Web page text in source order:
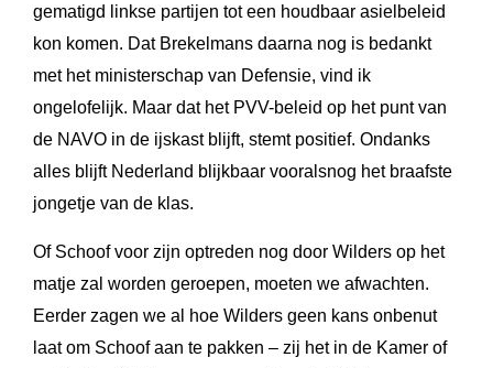
gematigd linkse partijen tot een houdbaar asielbeleid
kon komen. Dat Brekelmans daarna nog is bedankt
met het ministerschap van Defensie, vind ik
ongelofelijk. Maar dat het PVV-beleid op het punt van
de NAVO in de ijskast blijft, stemt positief. Ondanks
alles blijft Nederland blijkbaar vooralsnog het braafste
jongetje van de klas.
Of Schoof voor zijn optreden nog door Wilders op het
matje zal worden geroepen, moeten we afwachten.
Eerder zagen we al hoe Wilders geen kans onbenut
laat om Schoof aan te pakken – zij het in de Kamer of